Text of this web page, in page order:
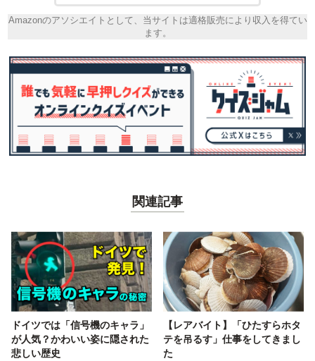
Amazonのアソシエイトとして、当サイトは適格販売により収入を得てい
ます。
関連記事
ドイツでは「信号機のキャラ」
が人気？かわいい姿に隠された
悲しい歴史
【レアバイト】「ひたすらホタ
テを吊るす」仕事をしてきまし
た